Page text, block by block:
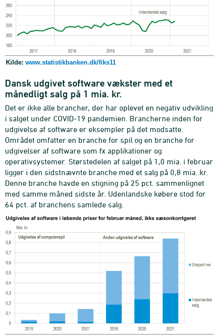
Kilde: www.statistikbanken.dk/fiks11
Dansk udgivet software vækster med et
månedligt salg på 1 mia. kr.
Det er ikke alle brancher, der har oplevet en negativ udvikling
i salget under COVID-19 pandemien. Brancherne inden for
udgivelse af software er eksempler på det modsatte.
Området omfatter en branche for spil og en branche for
udgivelser af software som fx applikationer og
operativsystemer. Størstedelen af salget på 1,0 mia. i februar
ligger i den sidstnævnte branche med et salg på 0,8 mia. kr.
Denne branche havde en stigning på 25 pct. sammenlignet
med samme måned sidste år. Udenlandske købere stod for
64 pct. af branchens samlede salg.